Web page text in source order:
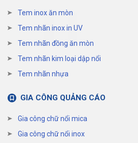
Tem inox ăn mòn
Tem nhãn inox in UV
Tem nhãn đồng ăn mòn
Tem nhãn kim loại dập nổi
Tem nhãn nhựa
GIA CÔNG QUẢNG CÁO
Gia công chữ nổi mica
Gia công chữ nổi inox